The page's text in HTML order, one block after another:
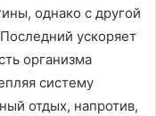
однако с другой
ускоряет
организма
систему
отдых, напротив,